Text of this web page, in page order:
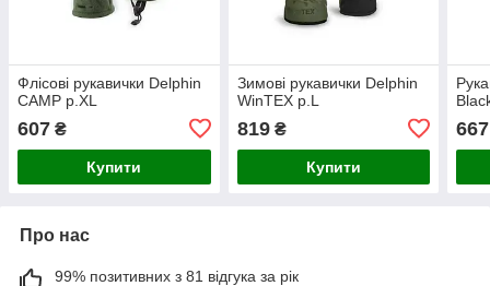
Флісові рукавички Delphin
CAMP р.XL
607 ₴
Купити
Зимові рукавички Delphin
WinTEX р.L
819₴
Купити
667
Про нас
99% позитивних з 81 відгука за рік